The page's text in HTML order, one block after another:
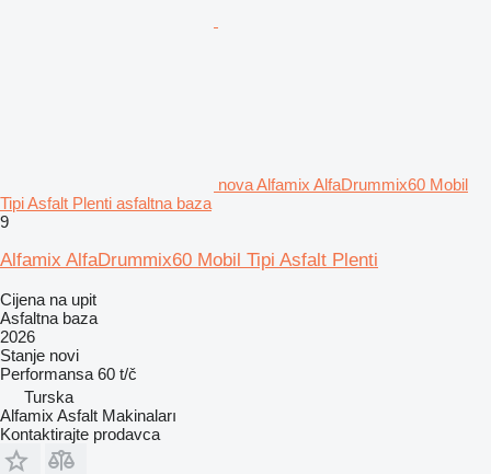
nova Alfamix AlfaDrummix60 Mobil
Tipi Asfalt Plenti asfaltna baza
9
Alfamix AlfaDrummix60 Mobil Tipi Asfalt Plenti
Cijena na upit
Asfaltna baza
2026
Stanje novi
Performansa 60 t/č
Turska
Alfamix Asfalt Makinaları
Kontaktirajte prodavca